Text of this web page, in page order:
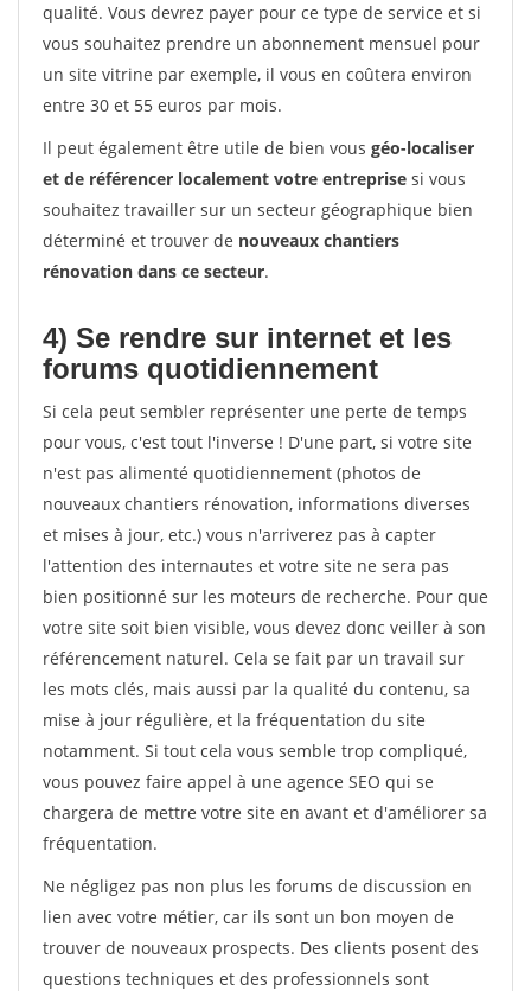
qualité. Vous devrez payer pour ce type de service et si
vous souhaitez prendre un abonnement mensuel pour
un site vitrine par exemple, il vous en coûtera environ
entre 30 et 55 euros par mois.
Il peut également être utile de bien vous géo-localiser
et de référencer localement votre entreprise si vous
souhaitez travailler sur un secteur géographique bien
déterminé et trouver de nouveaux chantiers
rénovation dans ce secteur.
4) Se rendre sur internet et les
forums quotidiennement
Si cela peut sembler représenter une perte de temps
pour vous, c'est tout l'inverse ! D'une part, si votre site
n'est pas alimenté quotidiennement (photos de
nouveaux chantiers rénovation, informations diverses
et mises à jour, etc.) vous n'arriverez pas à capter
l'attention des internautes et votre site ne sera pas
bien positionné sur les moteurs de recherche. Pour que
votre site soit bien visible, vous devez donc veiller à son
référencement naturel. Cela se fait par un travail sur
les mots clés, mais aussi par la qualité du contenu, sa
mise à jour régulière, et la fréquentation du site
notamment. Si tout cela vous semble trop compliqué,
vous pouvez faire appel à une agence SEO qui se
chargera de mettre votre site en avant et d'améliorer sa
fréquentation.
Ne négligez pas non plus les forums de discussion en
lien avec votre métier, car ils sont un bon moyen de
trouver de nouveaux prospects. Des clients posent des
questions techniques et des professionnels sont